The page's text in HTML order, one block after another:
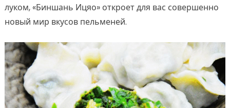
луком, «Биншань Ицяо» откроет для вас совершенно
новый мир вкусов пельменей.